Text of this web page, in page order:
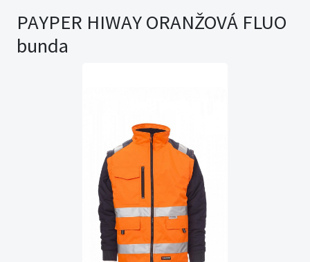
PAYPER HIWAY ORANŽOVÁ FLUO
bunda